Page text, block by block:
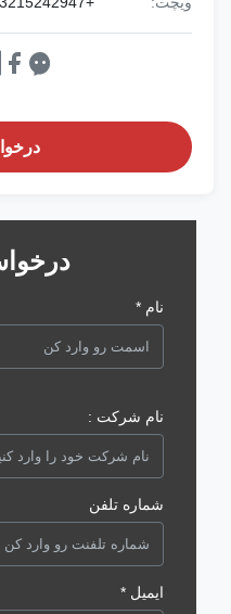
درخواست
نام شرکت :
شماره تلفن
ایمیل *